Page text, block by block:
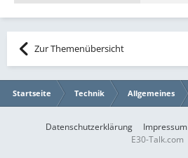
Zur Themenübersicht
Startseite Technik Allgemeines
Datenschutzerklärung Impressum
E30-Talk.com